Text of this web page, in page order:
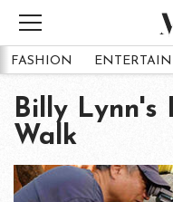
FASHION
Billy Lynn's
Walk